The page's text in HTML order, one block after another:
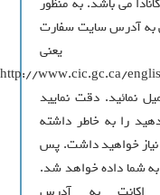
به آدرس سایت سفارت
http://www.cic.gc.ca/
نمائید. دقت نمایید
را به خاطر داشته
خواهید داشت. پس
از این مرحله Personal Checklist Code به شما داده خواهد شد.